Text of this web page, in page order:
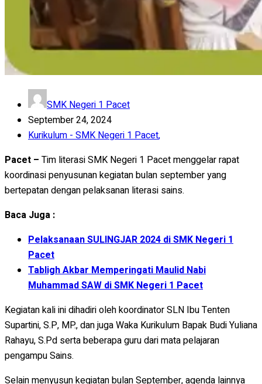
SMK Negeri 1 Pacet
September 24, 2024
Kurikulum - SMK Negeri 1 Pacet,
Pacet – Tim literasi SMK Negeri 1 Pacet menggelar rapat
koordinasi penyusunan kegiatan bulan september yang
bertepatan dengan pelaksanan literasi sains.
Baca Juga :
Pelaksanaan SULINGJAR 2024 di SMK Negeri 1
Pacet
Tabligh Akbar Memperingati Maulid Nabi
Muhammad SAW di SMK Negeri 1 Pacet
Kegiatan kali ini dihadiri oleh koordinator SLN Ibu Tenten
Supartini, S.P, MP., dan juga Waka Kurikulum Bapak Budi Yuliana
Rahayu, S.Pd serta beberapa guru dari mata pelajaran
pengampu Sains.
Selain menyusun kegiatan bulan September, agenda lainnya